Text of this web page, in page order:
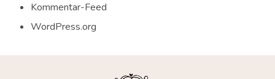
Kommentar-Feed
WordPress.org